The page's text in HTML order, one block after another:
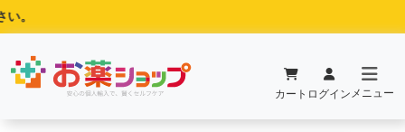
。
カート ログイン メニュー